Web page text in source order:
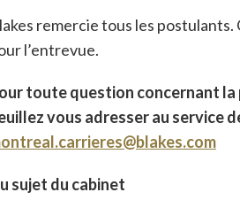
remercie tous les
l’entrevue.
toute question concernant la
vous adresser au service
sujet du cabinet